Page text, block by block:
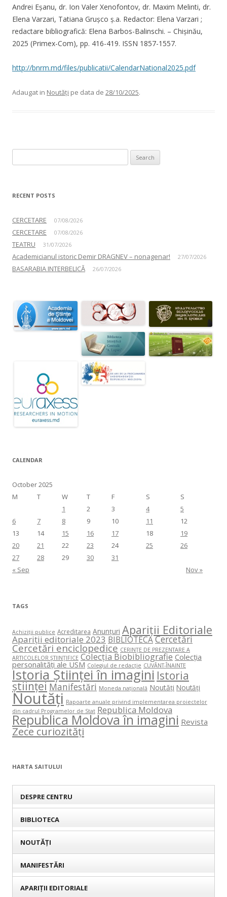
Andrei Eșanu, dr. Ion Valer Xenofontov, dr. Maxim Melinti, dr.
Elena Varzari, Tatiana Grușco ș.a. Redactor: Elena Varzari ;
redactare bibliografică: Elena Barbos-Balinschi. – Chișinău,
2025 (Primex-Com), pp. 416-419. ISSN 1857-1557.
http://bnrm.md/files/publicatii/CalendarNational2025.pdf
Adaugat in Noutăți pe data de 28/10/2025.
RECENT POSTS
CERCETARE 07/08/2026
CERCETARE 07/08/2026
TEATRU 31/07/2026
Academicianul istoric Demir DRAGNEV – nonagenar! 27/07/2026
BASARABIA INTERBELICĂ 26/07/2026
CALENDAR
October 2025
M
T W T F S S
« Sep Nov »
1 2 3 4
5
6
7 8 9 10 11
12
13
14 15 16 17 18
19
20
21 22 23 24 25
26
27
28 29 30 31
TAGS
Achiziții publice Acreditarea Anunțuri Apariții Editoriale
Apariții editoriale 2023 BIBLIOTECACercetări
Cercetări enciclopedice CERINŢE DE PREZENTARE A
ARTICOLELOR ŞTIINŢIFICE Colecția Biobibliografie Colecția
personalități ale USM Colegiul de redacție CUVÂNT-ÎNAINTE
Istoria Științei în imagini Istoria
științei Manifestări Moneda națională Noutăți Noutăți
Noutăți Rapoarte anuale privind implementarea proiectelor
din cadrul Programelor de Stat Republica Moldova
Republica Moldova în imagini Revista
Zece curiozități
HARTA SAITULUI
DESPRE CENTRU
BIBLIOTECA
NOUTĂȚI
MANIFESTĂRI
APARIȚII EDITORIALE